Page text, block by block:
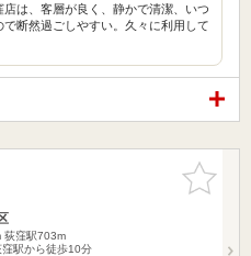
は、客層が良く、静かで清潔、いつ
で断然過ごしやすい。久々に利用して
お気に入
りに追加
荻窪駅703m
駅から徒歩10分